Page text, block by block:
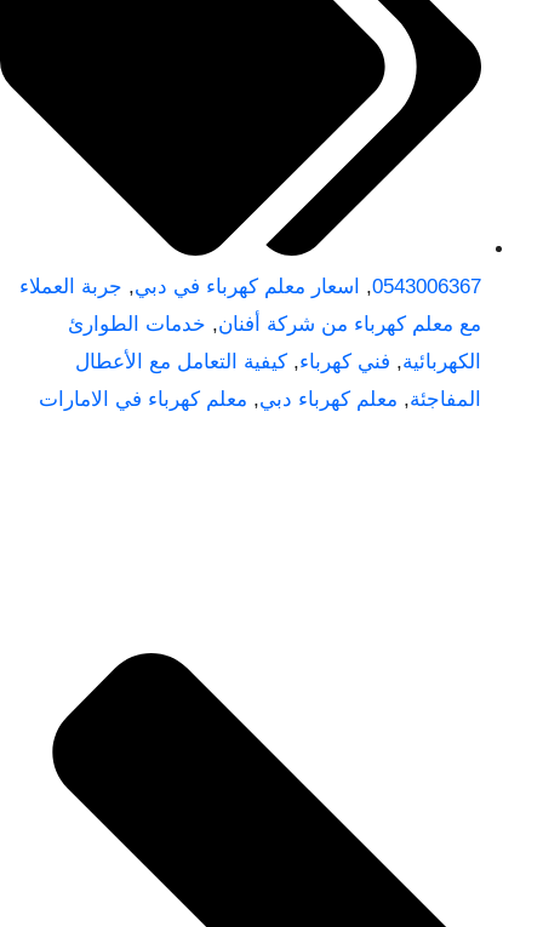
0543006367
, اسعار معلم كهرباء في دبي, جربة العملاء
مع معلم كهرباء من شركة أفنان, خدمات الطوارئ
الكهربائية, فني كهرباء, كيفية التعامل مع الأعطال
المفاجئة, معلم كهرباء دبي, معلم كهرباء في الامارات